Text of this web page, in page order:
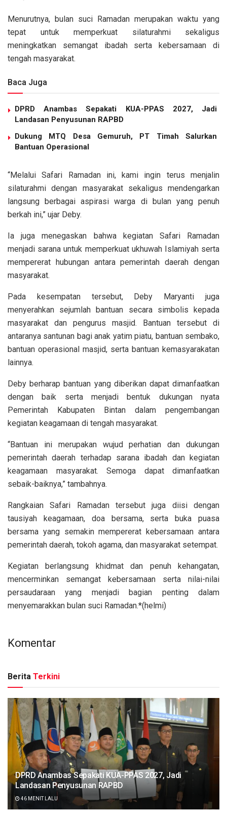
Menurutnya, bulan suci Ramadan merupakan waktu yang
tepat untuk memperkuat silaturahmi sekaligus
meningkatkan semangat ibadah serta kebersamaan di
tengah masyarakat.
Baca Juga
DPRD Anambas Sepakati KUA-PPAS 2027, Jadi
Landasan Penyusunan RAPBD
Dukung MTQ Desa Gemuruh, PT Timah Salurkan
Bantuan Operasional
“Melalui Safari Ramadan ini, kami ingin terus menjalin
silaturahmi dengan masyarakat sekaligus mendengarkan
langsung berbagai aspirasi warga di bulan yang penuh
berkah ini,” ujar Deby.
Ia juga menegaskan bahwa kegiatan Safari Ramadan
menjadi sarana untuk memperkuat ukhuwah Islamiyah serta
mempererat hubungan antara pemerintah daerah dengan
masyarakat.
Pada kesempatan tersebut, Deby Maryanti juga
menyerahkan sejumlah bantuan secara simbolis kepada
masyarakat dan pengurus masjid. Bantuan tersebut di
antaranya santunan bagi anak yatim piatu, bantuan sembako,
bantuan operasional masjid, serta bantuan kemasyarakatan
lainnya.
Deby berharap bantuan yang diberikan dapat dimanfaatkan
dengan baik serta menjadi bentuk dukungan nyata
Pemerintah Kabupaten Bintan dalam pengembangan
kegiatan keagamaan di tengah masyarakat.
“Bantuan ini merupakan wujud perhatian dan dukungan
pemerintah daerah terhadap sarana ibadah dan kegiatan
keagamaan masyarakat. Semoga dapat dimanfaatkan
sebaik-baiknya,” tambahnya.
Rangkaian Safari Ramadan tersebut juga diisi dengan
tausiyah keagamaan, doa bersama, serta buka puasa
bersama yang semakin mempererat kebersamaan antara
pemerintah daerah, tokoh agama, dan masyarakat setempat.
Kegiatan berlangsung khidmat dan penuh kehangatan,
mencerminkan semangat kebersamaan serta nilai-nilai
persaudaraan yang menjadi bagian penting dalam
menyemarakkan bulan suci Ramadan.*(helmi)
Komentar
Berita Terkini
DPRD Anambas Sepakati KUA-PPAS 2027, Jadi
Landasan Penyusunan RAPBD
46 MENIT LALU